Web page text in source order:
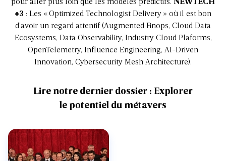
pour aller plus loin que les modèles prédictifs. NEWTECH
#3 : Les «Optimized Technologist Delivery» où il est bon
d’avoir un regard attentif (Augmented Finops, Cloud Data
Ecosystems, Data Observability, Industry Cloud Plaforms,
OpenTelemetry, Influence Engineering, AI-Driven
Innovation, Cybersecurity Mesh Architecture).
Lire notre dernier dossier : Explorer
le potentiel du métavers